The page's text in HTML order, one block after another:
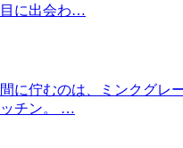
に出会わ…
に佇むのは、ミンクグレ
チン。 …